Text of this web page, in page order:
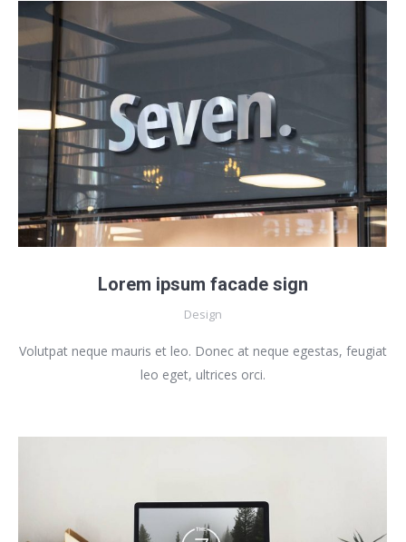
Lorem ipsum facade sign
Design
Volutpat neque mauris et leo. Donec at neque egestas, feugiat
leo eget, ultrices orci.